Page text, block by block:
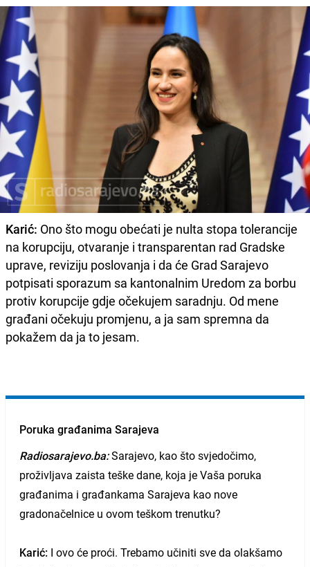
Karić: Ono što mogu obećati je nulta stopa tolerancije
na korupciju, otvaranje i transparentan rad Gradske
uprave, reviziju poslovanja i da će Grad Sarajevo
potpisati sporazum sa kantonalnim Uredom za borbu
protiv korupcije gdje očekujem saradnju. Od mene
građani očekuju promjenu, a ja sam spremna da
pokažem da ja to jesam.
Poruka građanima Sarajeva
Radiosarajevo.ba:Sarajevo, kao što svjedočimo,
proživljava zaista teške dane, koja je Vaša poruka
građanima i građankama Sarajeva kao nove
gradonačelnice u ovom teškom trenutku?
Karić: I ovo će proći. Trebamo učiniti sve da olakšamo